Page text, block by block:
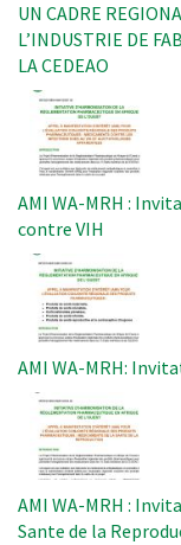
UN CADRE
L’INDUSTRIE DE
LA CEDEAO
Image
AMI WA-MRH :
contre VIH
Image
AMI WA-MRH:
Image
AMI WA-MRH :
Sante de la